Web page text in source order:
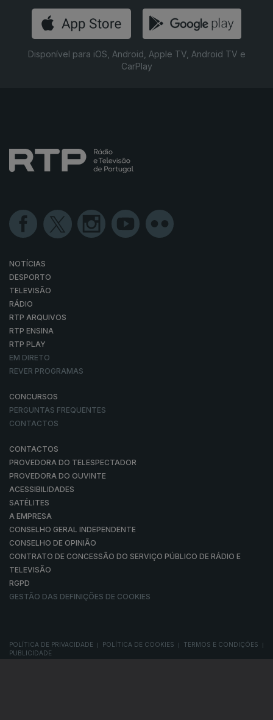
Disponível para iOS, Android, Apple TV, Android TV e
CarPlay
NOTÍCIAS
DESPORTO
TELEVISÃO
RÁDIO
RTP ARQUIVOS
RTP ENSINA
RTP PLAY
EM DIRETO
REVER PROGRAMAS
CONCURSOS
PERGUNTAS FREQUENTES
CONTACTOS
CONTACTOS
PROVEDORA DO TELESPECTADOR
PROVEDORA DO OUVINTE
ACESSIBILIDADES
SATÉLITES
A EMPRESA
CONSELHO GERAL INDEPENDENTE
CONSELHO DE OPINIÃO
CONTRATO DE CONCESSÃO DO SERVIÇO PÚBLICO DE RÁDIO E
TELEVISÃO
RGPD
GESTÃO DAS DEFINIÇÕES DE COOKIES
POLÍTICA DE PRIVACIDADE POLÍTICA DE COOKIES TERMOS E CONDIÇÕES
PUBLICIDADE